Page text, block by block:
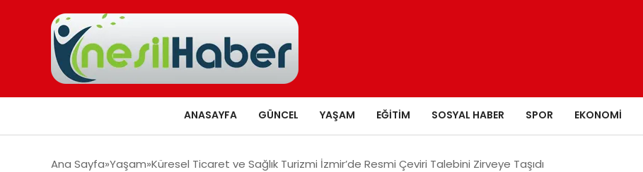
ANASAYFA GÜNCEL YAŞAM EĞITIM SOSYAL HABER SPOR EKONOMI
Ana Sayfa Yaşam Küresel Ticaret ve Sağlık Turizmi İzmir’de Resmi Çeviri Talebini Zirveye Taşıdı